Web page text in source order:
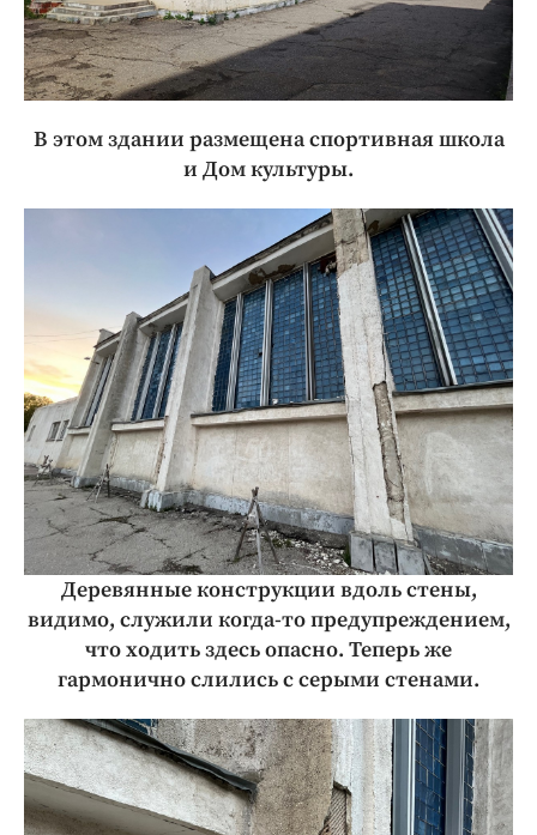
В этом здании размещена спортивная школа
и Дом культуры.
Деревянные конструкции вдоль стены,
видимо, служили когда-то предупреждением,
что ходить здесь опасно. Теперь же
гармонично слились с серыми стенами.